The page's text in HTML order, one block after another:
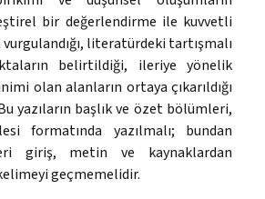
bir değerlendirme ile kuvvetli
vurgulandığı, literatürdeki tartışmalı
belirtildiği, ileriye yönelik
olan alanların ortaya çıkarıldığı
yazıların başlık ve özet bölümleri,
formatında yazılmalı; bundan
giriş, metin ve kaynaklardan
geçmemelidir.